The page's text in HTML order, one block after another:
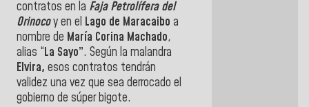
contratos en la Faja Petrolífera del
Orinocoy en el Lago de Maracaibo a
nombre de María Corina Machado,
alias “La Sayo”. Según la malandra
Elvira, esos contratos tendrán
validez una vez que sea derrocado el
gobierno de súper bigote.